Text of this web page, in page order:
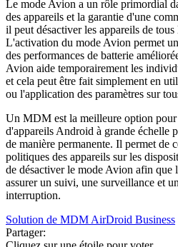
Le mode Avion a un rôle primordial
des appareils et la garantie d'une
il peut désactiver les appareils de tous
L'activation du mode Avion permet
des performances de batterie
Avion aide temporairement les
et cela peut être fait simplement en
ou l'application des paramètres sur
Un MDM est la meilleure option pour
d'appareils Android à grande échelle
de manière permanente. Il permet de
politiques des appareils sur les
de désactiver le mode Avion afin que
assurer un suivi, une surveillance et
interruption.
Solution de MDM AirDroid Business
Partager: